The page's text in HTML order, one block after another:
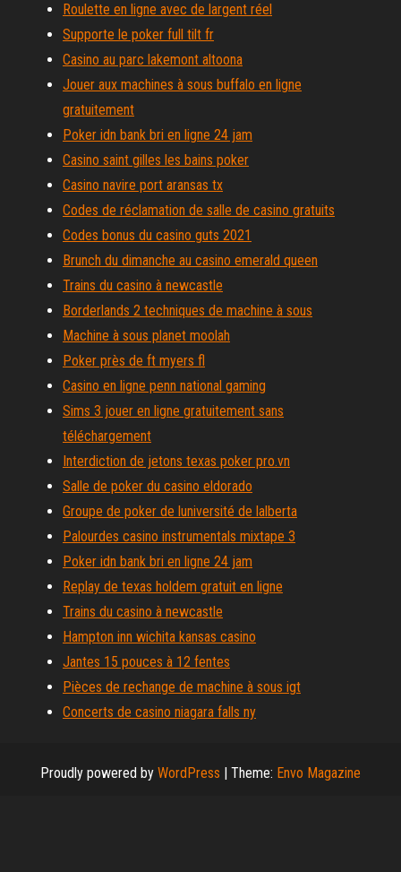
Roulette en ligne avec de largent réel
Supporte le poker full tilt fr
Casino au parc lakemont altoona
Jouer aux machines à sous buffalo en ligne
gratuitement
Poker idn bank bri en ligne 24 jam
Casino saint gilles les bains poker
Casino navire port aransas tx
Codes de réclamation de salle de casino gratuits
Codes bonus du casino guts 2021
Brunch du dimanche au casino emerald queen
Trains du casino à newcastle
Borderlands 2 techniques de machine à sous
Machine à sous planet moolah
Poker près de ft myers fl
Casino en ligne penn national gaming
Sims 3 jouer en ligne gratuitement sans
téléchargement
Interdiction de jetons texas poker pro.vn
Salle de poker du casino eldorado
Groupe de poker de luniversité de lalberta
Palourdes casino instrumentals mixtape 3
Poker idn bank bri en ligne 24 jam
Replay de texas holdem gratuit en ligne
Trains du casino à newcastle
Hampton inn wichita kansas casino
Jantes 15 pouces à 12 fentes
Pièces de rechange de machine à sous igt
Concerts de casino niagara falls ny
Proudly powered by WordPress | Theme: Envo Magazine